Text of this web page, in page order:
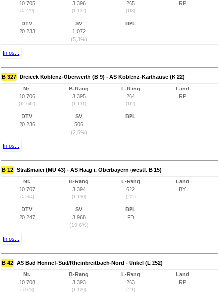
10.705
(4.279)
3.396
(1.132)
265
(113)
RP
DTV
20.233
SV
1.072
(5,3%)
BPL
Infos...
B 327 Dreieck Koblenz-Oberwerth (B 9) - AS Koblenz-Karthause (K 22)
Nr.
10.706
(12.642)
B-Rang
3.395
(1.131)
L-Rang
264
(112)
Land
RP
DTV
20.236
SV
506
(2,5%)
BPL
Infos...
B 12 Straßmaier (MÜ 43) - AS Haag i. Oberbayern (westl. B 15)
Nr.
10.707
(4.564)
B-Rang
3.394
(1.130)
L-Rang
622
(221)
Land
BY
DTV
20.247
SV
3.968
(19,6%)
BPL
FD
Infos...
B 42 AS Bad Honnef-Süd/Rheinbreitbach-Nord - Unkel (L 252)
Nr.
10.708
(6.073)
B-Rang
3.393
(1.129)
L-Rang
263
(111)
Land
RP